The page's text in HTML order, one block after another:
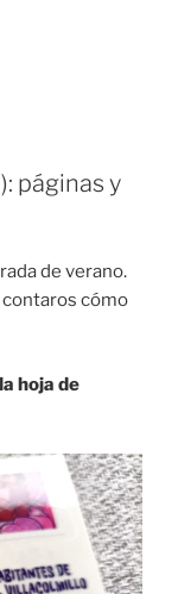
páginas y
de verano.
contaros cómo
hoja de